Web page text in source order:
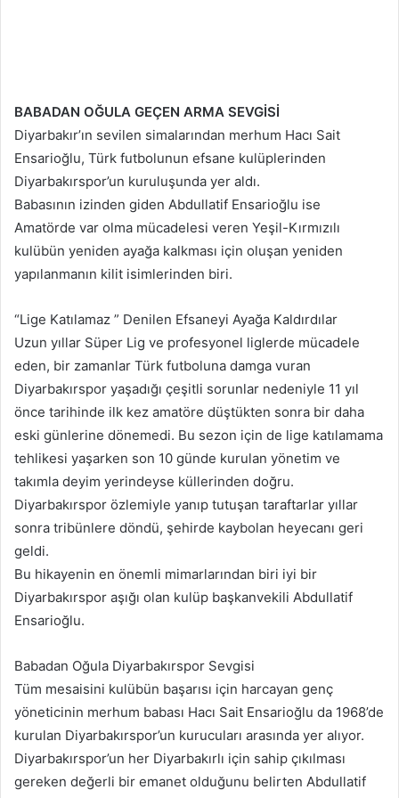
BABADAN OĞULA GEÇEN ARMA SEVGİSİ
Diyarbakır’ın sevilen simalarından merhum Hacı Sait
Ensarioğlu, Türk futbolunun efsane kulüplerinden
Diyarbakırspor’un kuruluşunda yer aldı.
Babasının izinden giden Abdullatif Ensarioğlu ise
Amatörde var olma mücadelesi veren Yeşil-Kırmızılı
kulübün yeniden ayağa kalkması için oluşan yeniden
yapılanmanın kilit isimlerinden biri.
“Lige Katılamaz ” Denilen Efsaneyi Ayağa Kaldırdılar
Uzun yıllar Süper Lig ve profesyonel liglerde mücadele
eden, bir zamanlar Türk futboluna damga vuran
Diyarbakırspor yaşadığı çeşitli sorunlar nedeniyle 11 yıl
önce tarihinde ilk kez amatöre düştükten sonra bir daha
eski günlerine dönemedi. Bu sezon için de lige katılamama
tehlikesi yaşarken son 10 günde kurulan yönetim ve
takımla deyim yerindeyse küllerinden doğru.
Diyarbakırspor özlemiyle yanıp tutuşan taraftarlar yıllar
sonra tribünlere döndü, şehirde kaybolan heyecanı geri
geldi.
Bu hikayenin en önemli mimarlarından biri iyi bir
Diyarbakırspor aşığı olan kulüp başkanvekili Abdullatif
Ensarioğlu.
Babadan Oğula Diyarbakırspor Sevgisi
Tüm mesaisini kulübün başarısı için harcayan genç
yöneticinin merhum babası Hacı Sait Ensarioğlu da 1968’de
kurulan Diyarbakırspor’un kurucuları arasında yer alıyor.
Diyarbakırspor’un her Diyarbakırlı için sahip çıkılması
gereken değerli bir emanet olduğunu belirten Abdullatif